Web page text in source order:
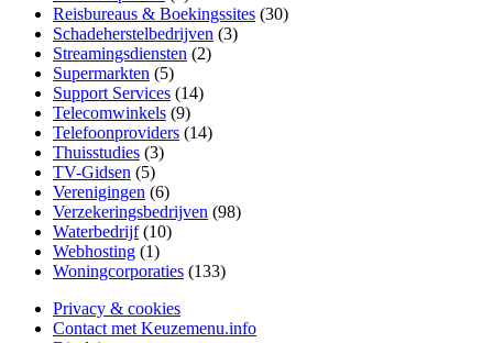
Reisbureaus & Boekingssites (30)
Schadeherstelbedrijven (3)
Streamingsdiensten (2)
Supermarkten (5)
Support Services (14)
Telecomwinkels (9)
Telefoonproviders (14)
Thuisstudies (3)
TV-Gidsen (5)
Verenigingen (6)
Verzekeringsbedrijven (98)
Waterbedrijf(10)
Webhosting (1)
Woningcorporaties (133)
Privacy & cookies
Contact met Keuzemenu.info